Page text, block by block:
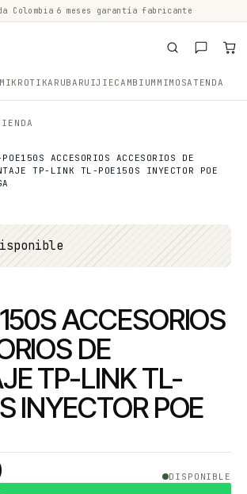
Colombia 6 meses garantía fabricante
MIKROTIKARUBA RUIJIECAMBIUM MIMOSATENDA
ACCESORIOS ACCESORIOS DE
TP-LINK TL-POE150S INYECTOR POE
ACCESORIOS
DE
TP-LINK TL-
INYECTOR POE
DISPONIBLE